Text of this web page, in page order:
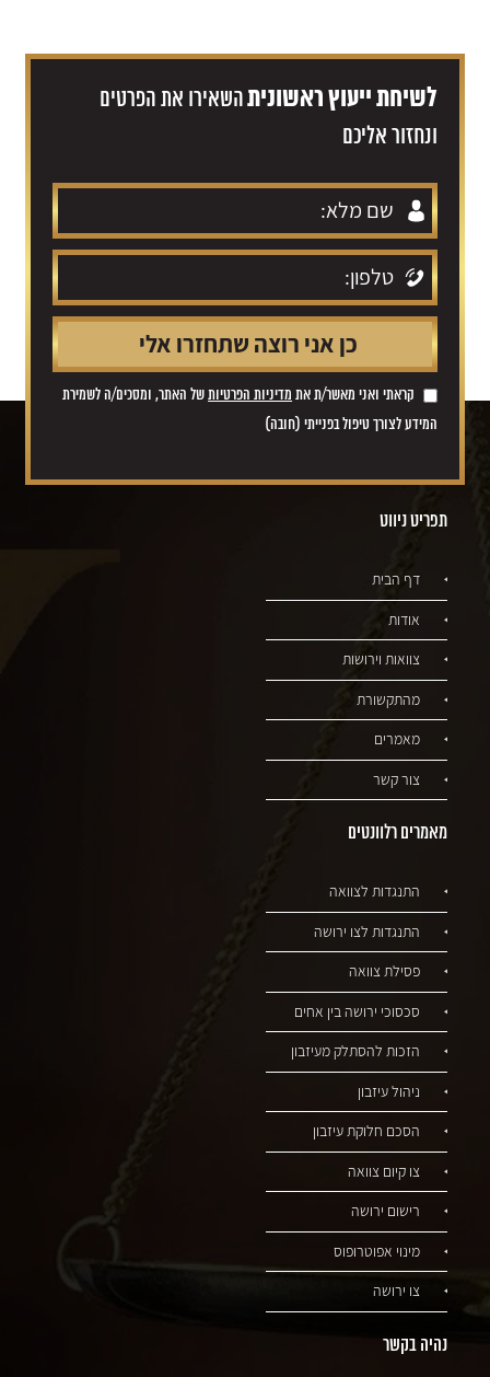
לשיחת ייעוץ ראשוניתהשאירו את הפרטים
ונחזור אליכם
קראתי ואני מאשר/ת את מדיניות הפרטיותשל האתר, ומסכים/ה לשמירת
המידע לצורך טיפול בפנייתי (חובה)
תפריט ניווט
דף הבית
אודות
צוואות וירושות
מהתקשורת
מאמרים
צור קשר
מאמרים רלוונטים
התנגדות לצוואה
התנגדות לצו ירושה
פסילת צוואה
סכסוכי ירושה בין אחים
הזכות להסתלק מעיזבון
ניהול עיזבון
הסכם חלוקת עיזבון
צו קיום צוואה
רישום ירושה
מינוי אפוטרופוס
צו ירושה
נהיה בקשר